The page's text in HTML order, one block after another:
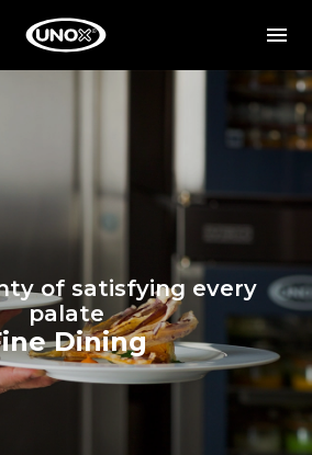
of satisfying every
palate
Dining